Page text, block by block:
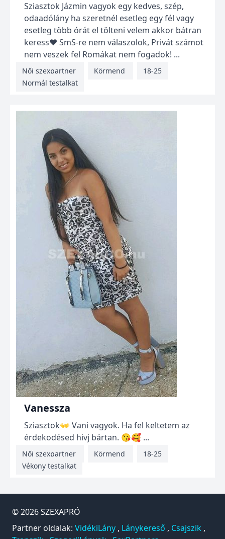
Sziasztok Jázmin vagyok egy kedves, szép,
odaadólány ha szeretnél esetleg egy fél vagy
esetleg több órát el tölteni velem akkor bátran
keress❤️ SmS-re nem válaszolok, Privát számot
nem veszek fel Romákat nem fogadok! ...
Női szexpartner Körmend
18-25
Normál testalkat
Vanessza
Sziasztok👐 Vani vagyok. Ha fel keltetem az
érdekodésed hivj bártan. 😘🥰 ...
Női szexpartner Körmend
18-25
Vékony testalkat
© 2026SZEXAPRÓ
Partner oldalak: VidékiLány , Lánykereső , Csajszik ,